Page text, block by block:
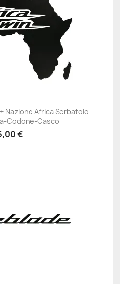
Nazione Africa Serbatoio-
Codone-Casco
€